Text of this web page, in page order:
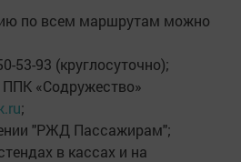
по всем маршрутам можно
53-93 (круглосуточно);
ППК «Содружество»
;
"РЖД Пассажирам";
в кассах и на